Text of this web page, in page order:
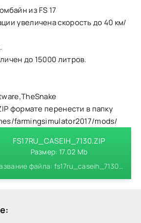
из FS 17
увеличена скорость до 40 км/
до 15000 литров.
формате перенести в папку
farmingsimulator2017/mods/
FS17RU_CASEIH_7130.ZIP
Размер: 17.02 Mb
Название файла: fs17ru_caseih_7130.zip